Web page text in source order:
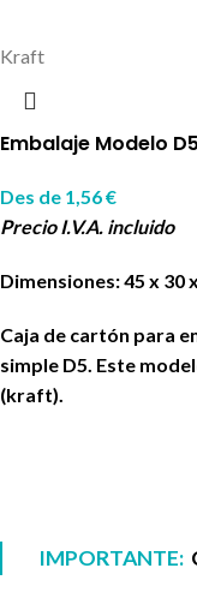
Kraft
Embalaje Modelo
Des de 1,56€
Precio I.V.A. incluido
Dimensiones: 45 x 30
Caja de cartón para
simple D5. Este
(kraft).
IMPORTANTE: